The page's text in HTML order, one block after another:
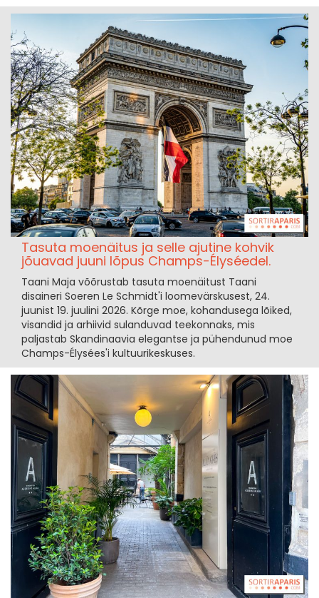
Tasuta moenäitus ja selle ajutine kohvik
jõuavad juuni lõpus Champs-Élyséedel.
Taani Maja võõrustab tasuta moe­näitust Taani
disaineri Soeren Le Schmidt'i loomevärskusest, 24.
juunist 19. juulini 2026. Kõrge moe, kohandusega lõiked,
visandid ja arhiivid sulanduvad teekonnaks, mis
paljastab Skandinaavia elegantse ja pühendunud moe
Champs-Élysées'i kultuurikeskuses.